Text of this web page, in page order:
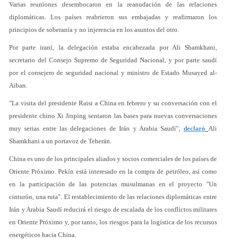
Varias reuniones desembocaron en la reanudación de las relaciones
diplomáticas. Los países reabrieron sus embajadas y reafirmaron los
principios de soberanía y no injerencia en los asuntos del otro.
Por parte iraní, la delegación estaba encabezada por Ali Shamkhani,
secretario del Consejo Supremo de Seguridad Nacional, y por parte saudí
por el consejero de seguridad nacional y ministro de Estado Musayed al-
Aiban.
"La visita del presidente Raisi a China en febrero y su conversación con el
presidente chino Xi Jinping sentaron las bases para nuevas conversaciones
muy serias entre las delegaciones de Irán y Arabia Saudí", declaró Ali
Shamkhani a un portavoz de Teherán.
China es uno de los principales aliados y socios comerciales de los países de
Oriente Próximo. Pekín está interesado en la compra de petróleo, así como
en la participación de las potencias musulmanas en el proyecto "Un
cinturón, una ruta". El restablecimiento de las relaciones diplomáticas entre
Irán y Arabia Saudí reducirá el riesgo de escalada de los conflictos militares
en Oriente Próximo y, por tanto, los riesgos para la logística de los recursos
energéticos hacia China.